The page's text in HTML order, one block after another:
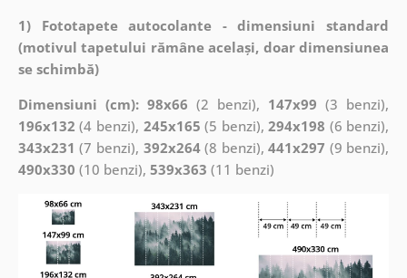
1) Fototapete autocolante - dimensiuni standard
(motivul tapetului rămâne același, doar dimensiunea
se schimbă)
Dimensiuni (cm): 98x66 (2 benzi), 147x99 (3 benzi),
196x132 (4 benzi), 245x165 (5 benzi),294x198 (6 benzi),
343x231 (7 benzi), 392x264(8 benzi),441x297 (9 benzi),
490x330 (10 benzi), 539x363 (11 benzi)